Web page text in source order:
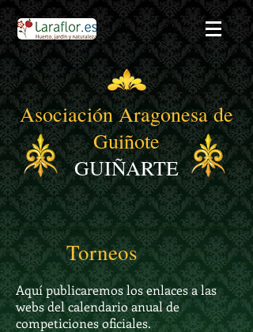
Asociación Aragonesa de
Guiñote
GUIÑARTE
Torneos
Aquí publicaremos los enlaces a las
webs del calendario anual de
competiciones oficiales.